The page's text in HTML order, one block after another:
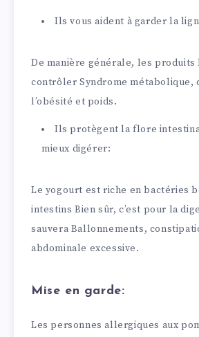
Ils vous aident à garder la
De manière générale, les produits
contrôler Syndrome métabolique,
l’obésité et poids.
Ils protègent la flore
mieux digérer:
Le yogourt est riche en bactéries
intestins Bien sûr, c’est pour la
sauvera Ballonnements,
abdominale excessive.
Mise en garde:
Les personnes allergiques aux